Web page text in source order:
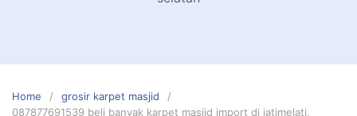
Home
grosir karpet masjid
087877691539 beli banyak karpet masjid import di jatimelati,